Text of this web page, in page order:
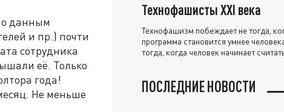
данным
и пр.) почти
сотрудника
её. Только
года!
Не меньше
Технофашисты XXI века
Технофашизм побеждает не тогда,
программа становится умнее
тогда, когда человек начинает
ПОСЛЕДНИЕ НОВОСТИ